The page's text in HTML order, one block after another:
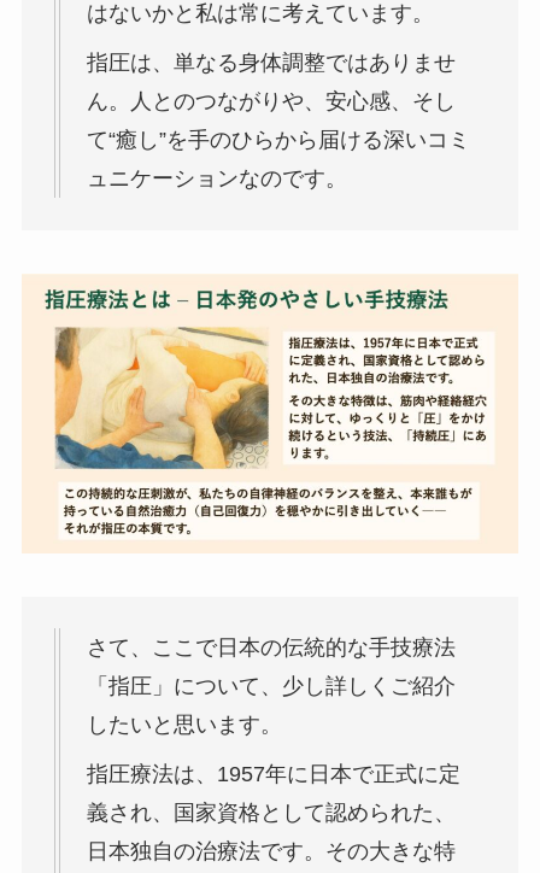
はないかと私は常に考えています。
指圧は、単なる身体調整ではありませ
ん。人とのつながりや、安心感、そし
て“癒し”を手のひらから届ける深いコミ
ュニケーションなのです。
さて、ここで日本の伝統的な手技療法
「指圧」について、少し詳しくご紹介
したいと思います。
指圧療法は、1957年に日本で正式に定
義され、国家資格として認められた、
日本独自の治療法です。その大きな特